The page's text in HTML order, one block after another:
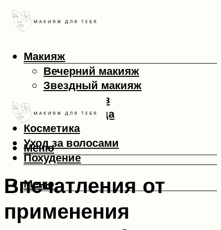
Макияж
Вечерний макияж
Звездный макияж
Макияж глаз
Макияж лица
Косметика
Уход за волосами
Похудение
Меню
Меню
Впечатления от
применения